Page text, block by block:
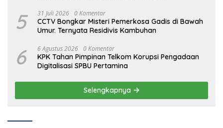
5 31 Juli 2026 0 Komentar
CCTV Bongkar Misteri Pemerkosa Gadis di Bawah
Umur. Ternyata Residivis Kambuhan
6 6 Agustus 2026 0 Komentar
KPK Tahan Pimpinan Telkom Korupsi Pengadaan
Digitalisasi SPBU Pertamina
Selengkapnya